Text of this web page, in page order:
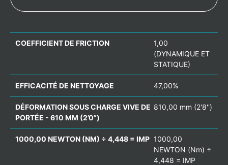
COEFFICIENT DE FRICTION
1,00
(DYNAMIQUE ET
STATIQUE)
EFFICACITÉ DE NETTOYAGE 47,00%
DÉFORMATION SOUS CHARGE VIVE DE
PORTÉE - 610 MM (2’0”)
810,00 mm (2'8'')
1000,00 NEWTON (NM) ÷ 4,448 = IMP 1000,00
NEWTON (Nm) ÷
4,448 = IMP